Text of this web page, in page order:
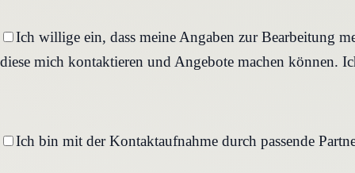
Ich willige ein, dass meine Angaben zur Bearbeitung
diese mich kontaktieren und Angebote machen können.
Ich bin mit der Kontaktaufnahme durch passende